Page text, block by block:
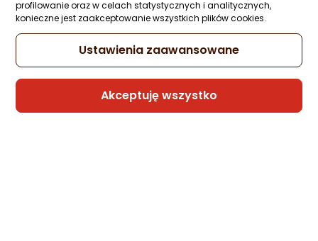
profilowanie oraz w celach statystycznych i analitycznych,
konieczne jest zaakceptowanie wszystkich plików cookies.
Ustawienia zaawansowane
Akceptuję wszystko